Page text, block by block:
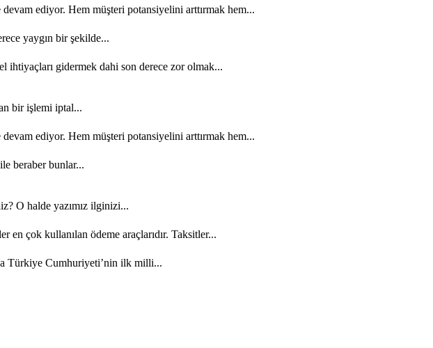
ediyor. Hem müşteri potansiyelini arttırmak hem...
yaygın bir şekilde...
ihtiyaçları gidermek dahi son derece zor olmak...
bir işlemi iptal...
ediyor. Hem müşteri potansiyelini arttırmak hem...
beraber bunlar...
O halde yazımız ilginizi...
en çok kullanılan ödeme araçlarıdır. Taksitler...
Türkiye Cumhuriyeti’nin ilk milli...